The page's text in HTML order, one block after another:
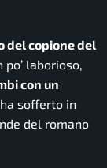
del copione del
laborioso,
con un
sofferto in
del romano